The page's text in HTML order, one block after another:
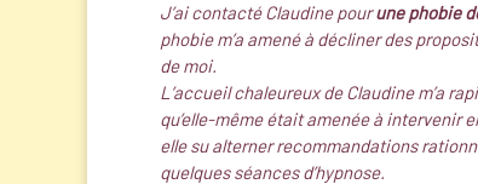
J’ai contacté Claudine pourune phobie
phobie m’a amené à décliner des
de moi.
L’accueil chaleureux de Claudine m’a
qu’elle-même était amenée à intervenir
elle su alterner recommandations
quelques séances d’hypnose.